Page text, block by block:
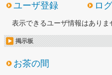
ユーザ登録 ロ
表示できるユーザ情報はありま
掲示板
お茶の間